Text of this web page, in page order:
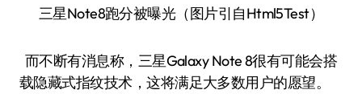
三星Note8跑分被曝光（图片引自Html5Test）
而不断有消息称，三星Galaxy Note 8很有可能会搭
载隐藏式指纹技术，这将满足大多数用户的愿望。